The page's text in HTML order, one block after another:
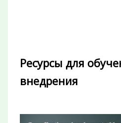
Ресурсы для
внедрения